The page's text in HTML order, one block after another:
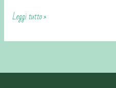
Leggi tutto »